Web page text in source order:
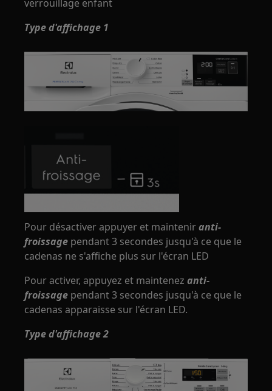
verrouillage enfant
Type d'affichage 1
Pour désactiver appuyer et mainteniranti-
froissage pendant 3 secondes jusqu'à ce que le
cadenas ne s'affiche plus sur l'écran LED
Pour activer, appuyez et maintenezanti-
froissage pendant 3 secondes jusqu'à ce que le
cadenas apparaisse sur l'écran LED.
Type d'affichage 2